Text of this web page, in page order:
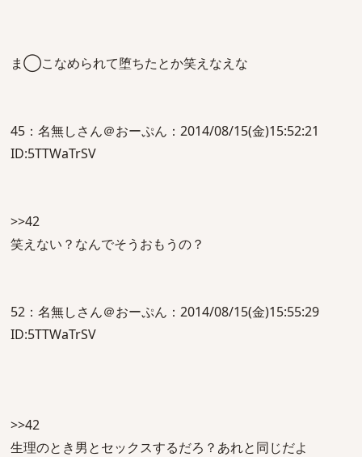
ま◯こなめられて堕ちたとか笑えなえな
45：名無しさん＠おーぷん：2014/08/15(金)15:52:21
ID:5TTWaTrSV
>>42
笑えない？なんでそうおもうの？
52：名無しさん＠おーぷん：2014/08/15(金)15:55:29
ID:5TTWaTrSV
>>42
生理のとき男とセックスするだろ？あれと同じだよ